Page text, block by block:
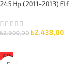
245 Hp (2011-2013) Elf
Yağlı Bakım Seti 3 Parça
Set
₺2.600,00₺2.438,00
-6%